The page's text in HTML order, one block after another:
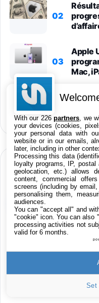
02
03
Apple
Mac,
iOS
BONS PLANS LIVE
Jeu Red Dead
23,09€
With our 226partners , we
your devices (cookies,
your personal data with
website or in our emails,
later, including in other
Processing this data
loyalty programs, IP,
geolocation, etc.) allows
content, commercial
screens (including by
personalising them,
audiences.
You can "accept all" and
"cookie" icon. You can also
processing activities not
valid for 6 months.
Set